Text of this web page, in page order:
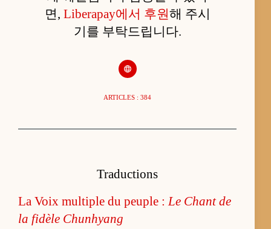
면, Liberapay에서 후원해 주시
기를 부탁드립니다.
ARTICLES : 384
Traductions
La Voix multiple du peuple :Le Chant de
la fidèle Chunhyang